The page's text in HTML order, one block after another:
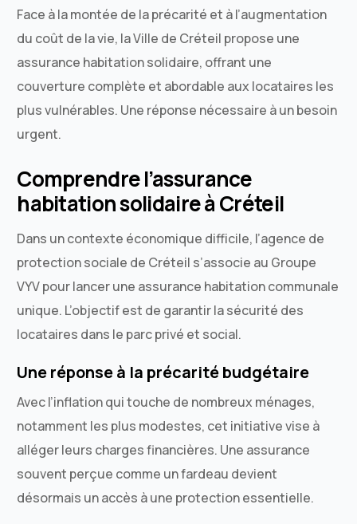
Face à la montée de la précarité et à l’augmentation
du coût de la vie, la Ville de Créteil propose une
assurance habitation solidaire, offrant une
couverture complète et abordable aux locataires les
plus vulnérables. Une réponse nécessaire à un besoin
urgent.
Comprendre l’assurance
habitation solidaire à Créteil
Dans un contexte économique difficile, l’agence de
protection sociale de Créteil s’associe au Groupe
VYV pour lancer une assurance habitation communale
unique. L’objectif est de garantir la sécurité des
locataires dans le parc privé et social.
Une réponse à la précarité budgétaire
Avec l’inflation qui touche de nombreux ménages,
notamment les plus modestes, cet initiative vise à
alléger leurs charges financières. Une assurance
souvent perçue comme un fardeau devient
désormais un accès à une protection essentielle.